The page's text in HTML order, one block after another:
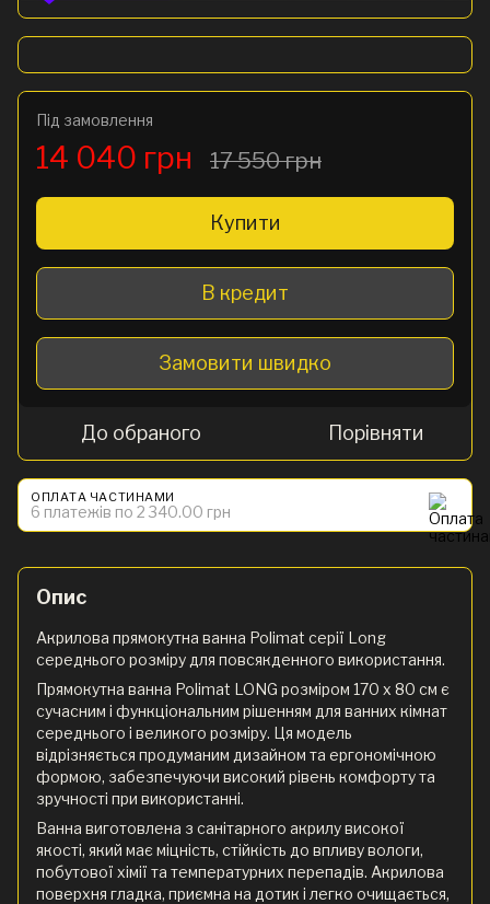
Під замовлення
14 040 грн 17 550 грн
Купити
В кредит
Замовити швидко
До обраного Порівняти
ОПЛАТА ЧАСТИНАМИ
6 платежів по 2 340.00 грн
Опис
Акрилова прямокутна ванна Polimat серії Long
середнього розміру для повсякденного використання.
Прямокутна ванна Polimat LONG розміром 170 x 80 см є
сучасним і функціональним рішенням для ванних кімнат
середнього і великого розміру. Ця модель
відрізняється продуманим дизайном та ергономічною
формою, забезпечуючи високий рівень комфорту та
зручності при використанні.
Ванна виготовлена з санітарного акрилу високої
якості, який має міцність, стійкість до впливу вологи,
побутової хімії та температурних перепадів. Акрилова
поверхня гладка, приємна на дотик і легко очищається,